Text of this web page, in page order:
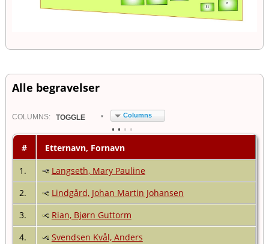
Alle begravelser
COLUMN S: TOGGLE Columns
#
Etternavn, Fornavn
1.
Langseth, Mary Pauline
2.
Lindgård, Johan Martin Johansen
3.
Rian, Bjørn Guttorm
4.
Svendsen Kvål, Anders